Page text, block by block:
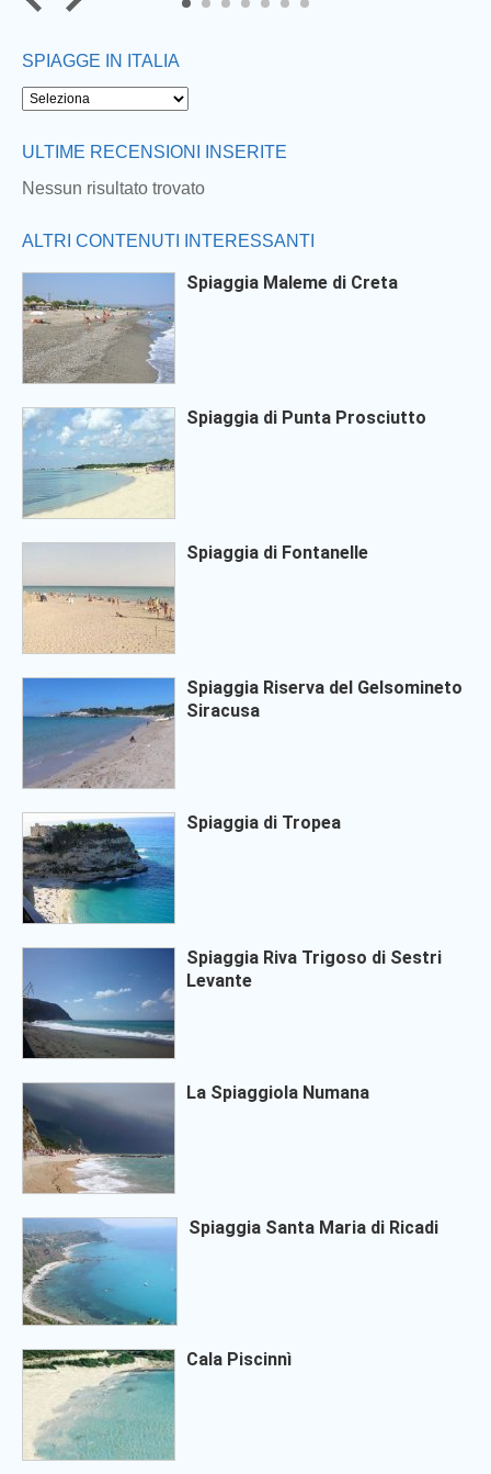
7
SPIAGGE IN ITALIA
ULTIME RECENSIONI INSERITE
Nessun risultato trovato
ALTRI CONTENUTI INTERESSANTI
Spiaggia Maleme di Creta
Spiaggia di Punta Prosciutto
Spiaggia di Fontanelle
Spiaggia Riserva del Gelsomineto
Siracusa
Spiaggia di Tropea
Spiaggia Riva Trigoso di Sestri
Levante
La Spiaggiola Numana
Spiaggia Santa Maria di Ricadi
Cala Piscinnì